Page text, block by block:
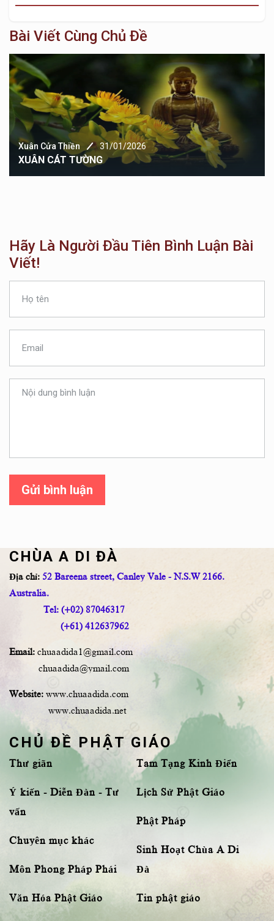
Bài Viết Cùng Chủ Đề
Xuân Cửa Thiền 31/01/2026
XUÂN CÁT TƯỜNG
Hãy Là Người Đầu Tiên Bình Luận Bài
Viết!
Gửi bình luận
CHÙA A DI ĐÀ
Địa chỉ: 52 Bareena street, Canley Vale - N.S.W 2166.
Australia.
Tel: (+02) 87046317
(+61) 412637962
Email: chuaadida1@gmail.com
chuaadida@ymail.com
Website: www.chuaadida.com
www.chuaadida.net
CHỦ ĐỀ PHẬT GIÁO
Thư giãn
Ý kiến - Diễn Đàn - Tư
vấn
Chuyên mục khác
Môn Phong Pháp Phái
Văn Hóa Phật Giáo
Tam Tạng Kinh Điển
Lịch Sử Phật Giáo
Phật Pháp
Sinh Hoạt Chùa A Di
Đà
Tin phật giáo